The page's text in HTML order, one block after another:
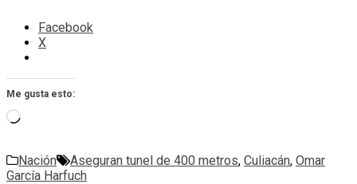
Facebook
X
Me gusta esto:
Cargando...
Nación Aseguran tunel de 400 metros, Culiacán, Omar
García Harfuch